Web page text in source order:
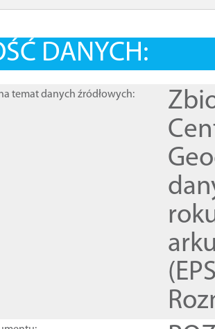
DANYCH:
temat danych źródłowych: